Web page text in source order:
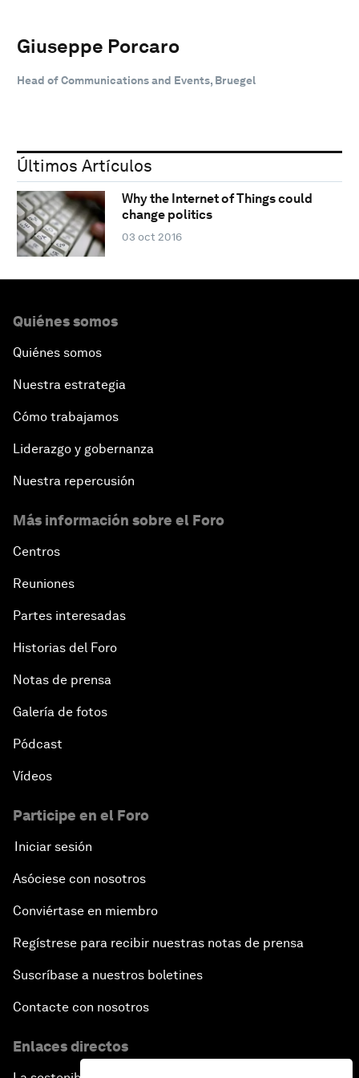
Giuseppe Porcaro
Head of Communications and Events, Bruegel
Últimos Artículos
Why the Internet of Things could
change politics
03 oct 2016
Quiénes somos
Quiénes somos
Nuestra estrategia
Cómo trabajamos
Liderazgo y gobernanza
Nuestra repercusión
Más información sobre el Foro
Centros
Reuniones
Partes interesadas
Historias del Foro
Notas de prensa
Galería de fotos
Pódcast
Vídeos
Participe en el Foro
Iniciar sesión
Asóciese con nosotros
Conviértase en miembro
Regístrese para recibir nuestras notas de prensa
Suscríbase a nuestros boletines
Contacte con nosotros
Enlaces directos